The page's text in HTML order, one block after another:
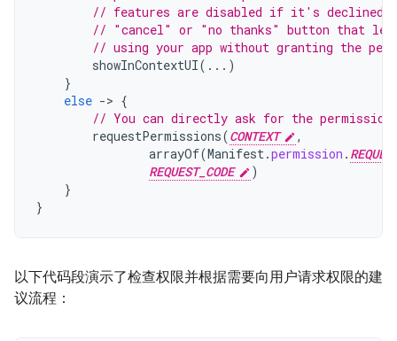
// features are disabled if it's
// "cancel" or "no thanks" button that
// using your app without granting the
showInContextUI(...)
}
else -> {
// You can directly ask for the
requestPermissions(CONTEXT
,
arrayOf(Manifest.permission .
REQUEST_CODE
)
}
}
以下代码段演示了检查权限并根据需要向用户请求权限的建
议流程：